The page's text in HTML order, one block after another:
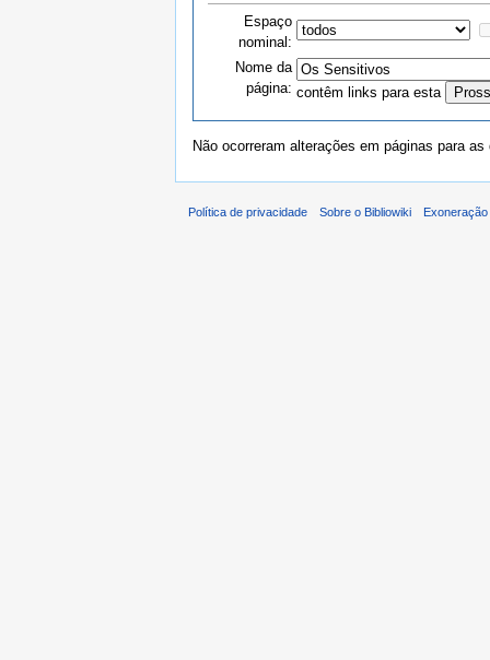
Espaço
nominal:
Nome da
página: contêm links para esta
Não ocorreram alterações em páginas para
Política de privacidade Sobre o Bibliowiki